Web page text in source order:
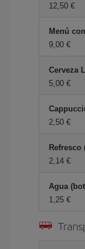
12,50 €
Menú
9,00 €
Cerveza
5,00 €
2,50 €
2,14 €
Agua
1,25 €